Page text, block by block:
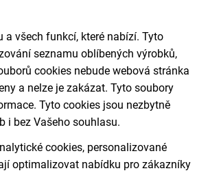
a všech funkcí, které nabízí. Tyto
seznamu oblíbených výrobků,
cookies nebude webová stránka
a nelze je zakázat. Tyto soubory
Tyto cookies jsou nezbytně
i bez Vašeho souhlasu.
cookies, personalizované
optimalizovat nabídku pro zákazníky